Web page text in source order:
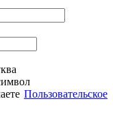
Пользовательское